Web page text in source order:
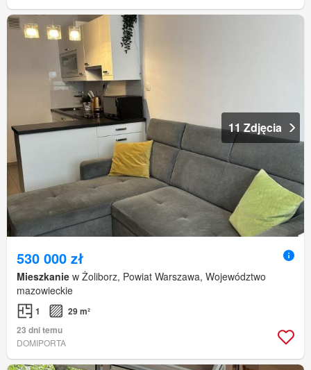
11 Zdjęcia
530 000 zł
Mieszkanie w Żoliborz, Powiat Warszawa, Województwo
mazowieckie
1
29 m²
23 dni temu
DOMIPORTA